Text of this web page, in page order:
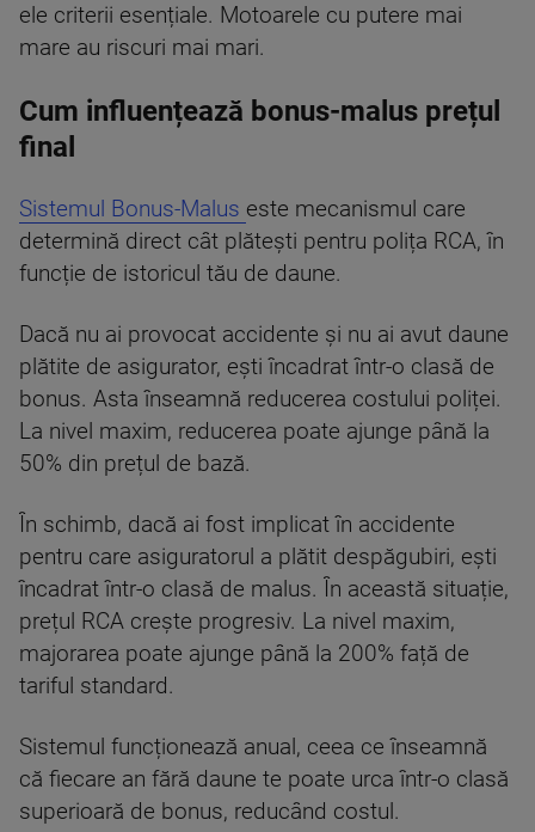
ele criterii esențiale. Motoarele cu putere mai
mare au riscuri mai mari.
Cum influențează bonus-malus prețul
final
Sistemul Bonus-Malus este mecanismul care
determină direct cât plătești pentru polița RCA, în
funcție de istoricul tău de daune.
Dacă nu ai provocat accidente și nu ai avut daune
plătite de asigurator, ești încadrat într-o clasă de
bonus. Asta înseamnă reducerea costului poliței.
La nivel maxim, reducerea poate ajunge până la
50% din prețul de bază.
În schimb, dacă ai fost implicat în accidente
pentru care asiguratorul a plătit despăgubiri, ești
încadrat într-o clasă de malus. În această situație,
prețul RCA crește progresiv. La nivel maxim,
majorarea poate ajunge până la 200% față de
tariful standard.
Sistemul funcționează anual, ceea ce înseamnă
că fiecare an fără daune te poate urca într-o clasă
superioară de bonus, reducând costul.